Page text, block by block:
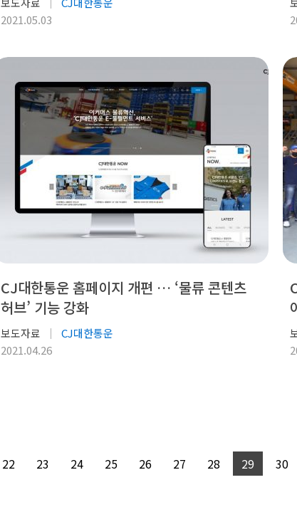
2021.05.03
CJ대한통운 홈페이지 개편 … ‘물류 콘텐츠
허브’ 기능 강화
보도자료
CJ대한통운
2021.04.26
22 23 24 25 26 27 28 29 30